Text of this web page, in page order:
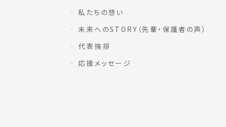
私たちの想い
未来へのSTORY（先輩・保護者の声）
代表挨拶
応援メッセージ